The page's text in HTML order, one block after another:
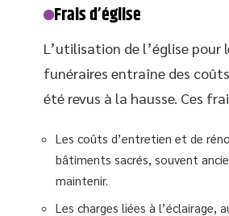
Frais d’église
L’utilisation de l’église pour
funéraires entraîne des
été revus à la hausse. Ces
Les coûts d’entretien et de
bâtiments sacrés, souvent
maintenir.
Les charges liées à l’éclairage,